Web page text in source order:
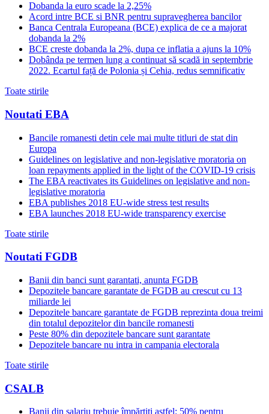
Dobanda la euro scade la 2,25%
Acord intre BCE si BNR pentru supravegherea bancilor
Banca Centrala Europeana (BCE) explica de ce a majorat
dobanda la 2%
BCE creste dobanda la 2%, dupa ce inflatia a ajuns la 10%
Dobânda pe termen lung a continuat să scadă in septembrie
2022. Ecartul față de Polonia și Cehia, redus semnificativ
Toate stirile
Noutati EBA
Bancile romanesti detin cele mai multe titluri de stat din
Europa
Guidelines on legislative and non-legislative moratoria on
loan repayments applied in the light of the COVID-19 crisis
The EBA reactivates its Guidelines on legislative and non-
legislative moratoria
EBA publishes 2018 EU-wide stress test results
EBA launches 2018 EU-wide transparency exercise
Toate stirile
Noutati FGDB
Banii din banci sunt garantati, anunta FGDB
Depozitele bancare garantate de FGDB au crescut cu 13
miliarde lei
Depozitele bancare garantate de FGDB reprezinta doua treimi
din totalul depozitelor din bancile romanesti
Peste 80% din depozitele bancare sunt garantate
Depozitele bancare nu intra in campania electorala
Toate stirile
CSALB
Banii din salariu trebuie împărțiți astfel: 50% pentru